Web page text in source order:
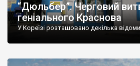
“Дюльбер”. Черговий
геніального Краснова
У Кореїзі розташовано декілька